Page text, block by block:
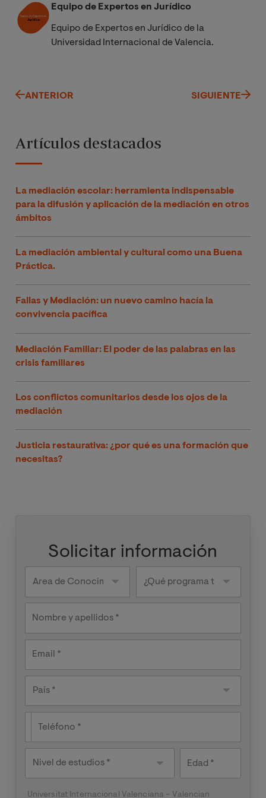
Máster en Mediación y Gestión del Conflicto.
Equipo de Expertos en Jurídico
Equipo de Expertos en Jurídico de la
Universidad Internacional de Valencia.
ANTERIOR SIGUIENTE
Artículos destacados
La mediación escolar: herramienta indispensable
para la difusión y aplicación de la mediación en otros
ámbitos
La mediación ambiental y cultural como una Buena
Práctica.
Fallas y Mediación: un nuevo camino hacía la
convivencia pacífica
Mediación Familiar: El poder de las palabras en las
crisis familiares
Los conflictos comunitarios desde los ojos de la
mediación
Justicia restaurativa: ¿por qué es una formación que
necesitas?
Solicitar información
programa
te
Nombre y apellidos
Email
Edad
País *
Teléfono
Universitat Internacional Valenciana – Valencian